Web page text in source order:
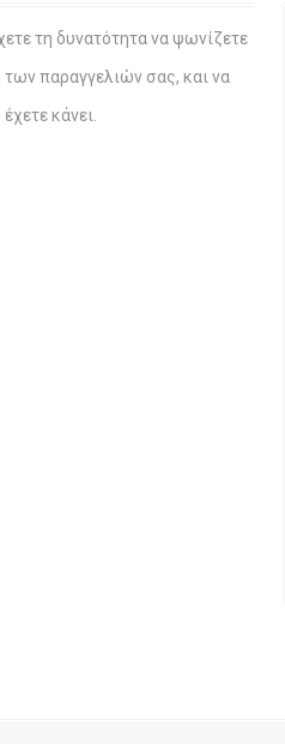
τη δυνατότητα να ψωνίζετε
των παραγγελιών σας, και να
κάνει.